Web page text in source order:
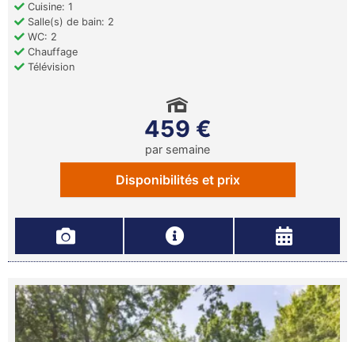
Cuisine: 1
Salle(s) de bain: 2
WC: 2
Chauffage
Télévision
459 €
par semaine
Disponibilités et prix